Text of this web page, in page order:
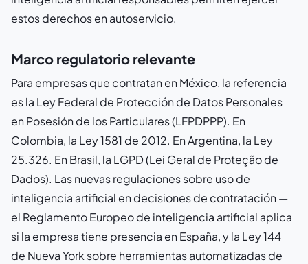
estos derechos en autoservicio.
Marco regulatorio relevante
Para empresas que contratan en México, la referencia
es la Ley Federal de Protección de Datos Personales
en Posesión de los Particulares (LFPDPPP). En
Colombia, la Ley 1581 de 2012. En Argentina, la Ley
25.326. En Brasil, la LGPD (Lei Geral de Proteção de
Dados). Las nuevas regulaciones sobre uso de
inteligencia artificial en decisiones de contratación —
el Reglamento Europeo de inteligencia artificial aplica
si la empresa tiene presencia en España, y la Ley 144
de Nueva York sobre herramientas automatizadas de